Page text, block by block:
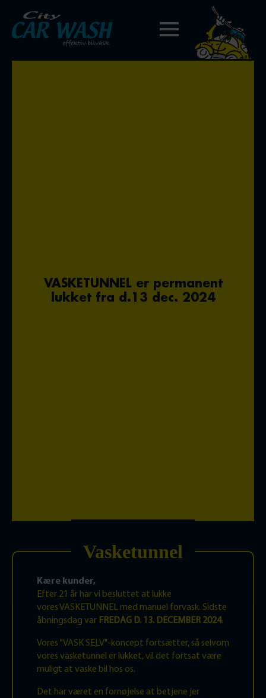
VASKETUNNEL er permanent
lukket fra d.13 dec. 2024
Vasketunnel
Kære kunder,
Efter 21 år har vi besluttet at lukke
vores VASKETUNNEL med manuel forvask. Sidste
åbningsdag var FREDAG D. 13. DECEMBER 2024.
Vores "VASK SELV"-koncept fortsætter, så selvom
vores vasketunnel er lukket, vil det fortsat være
muligt at vaske bil hos os.
Det har været en fornøjelse at betjene jer